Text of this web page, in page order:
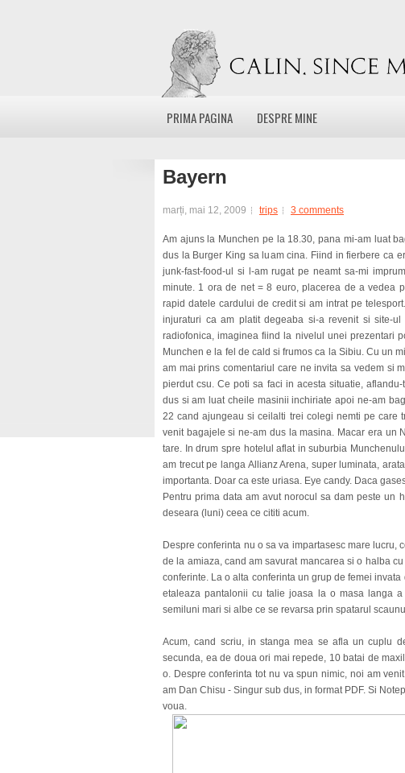
PRIMA PAGINA DESPRE MINE
Bayern
marți, mai 12, 2009 trips 3 comments
Am ajuns la Munchen pe la 18.30, pana mi-am luat
dus la Burger King sa luam cina. Fiind in fierbere ca
junk-fast-food-ul si l-am rugat pe neamt sa-mi
minute. 1 ora de net = 8 euro, placerea de a vedea
rapid datele cardului de credit si am intrat pe
injuraturi ca am platit degeaba si-a revenit si site-
radiofonica, imaginea fiind la nivelul unei prezentari
Munchen e la fel de cald si frumos ca la Sibiu. Cu un
am mai prins comentariul care ne invita sa vedem si
pierdut csu. Ce poti sa faci in acesta situatie,
dus si am luat cheile masinii inchiriate apoi ne-am
22 cand ajungeau si ceilalti trei colegi nemti pe care
venit bagajele si ne-am dus la masina. Macar era un
tare. In drum spre hotelul aflat in suburbia
am trecut pe langa Allianz Arena, super luminata,
importanta. Doar ca este uriasa. Eye candy. Daca
Pentru prima data am avut norocul sa dam peste un
deseara (luni) ceea ce cititi acum.
Despre conferinta nu o sa va impartasesc mare
de la amiaza, cand am savurat mancarea si o halba
conferinte. La o alta conferinta un grup de femei
etaleaza pantalonii cu talie joasa la o masa langa
semiluni mari si albe ce se revarsa prin spatarul
Acum, cand scriu, in stanga mea se afla un cuplu
secunda, ea de doua ori mai repede, 10 batai de
o. Despre conferinta tot nu va spun nimic, noi am
am Dan Chisu - Singur sub dus, in format PDF. Si
voua.